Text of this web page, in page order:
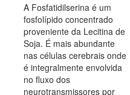
A Fosfatidilserina é um
fosfolípido concentrado
proveniente da Lecitina de
Soja. É mais abundante
nas células cerebrais onde
é integralmente envolvida
no fluxo dos
neurotransmissores por